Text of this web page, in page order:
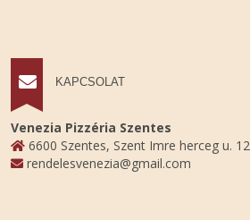
KAPCSOLAT
Venezia Pizzéria Szentes
6600 Szentes, Szent Imre herceg u.
rendelesvenezia@gmail.com